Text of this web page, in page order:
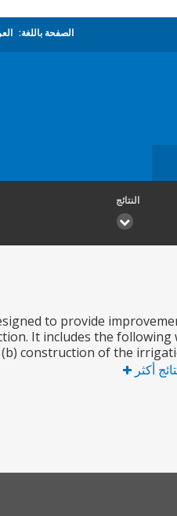
الصفحة باللغة:
النتائج
to provide
It includes the
construction of the
أكثر